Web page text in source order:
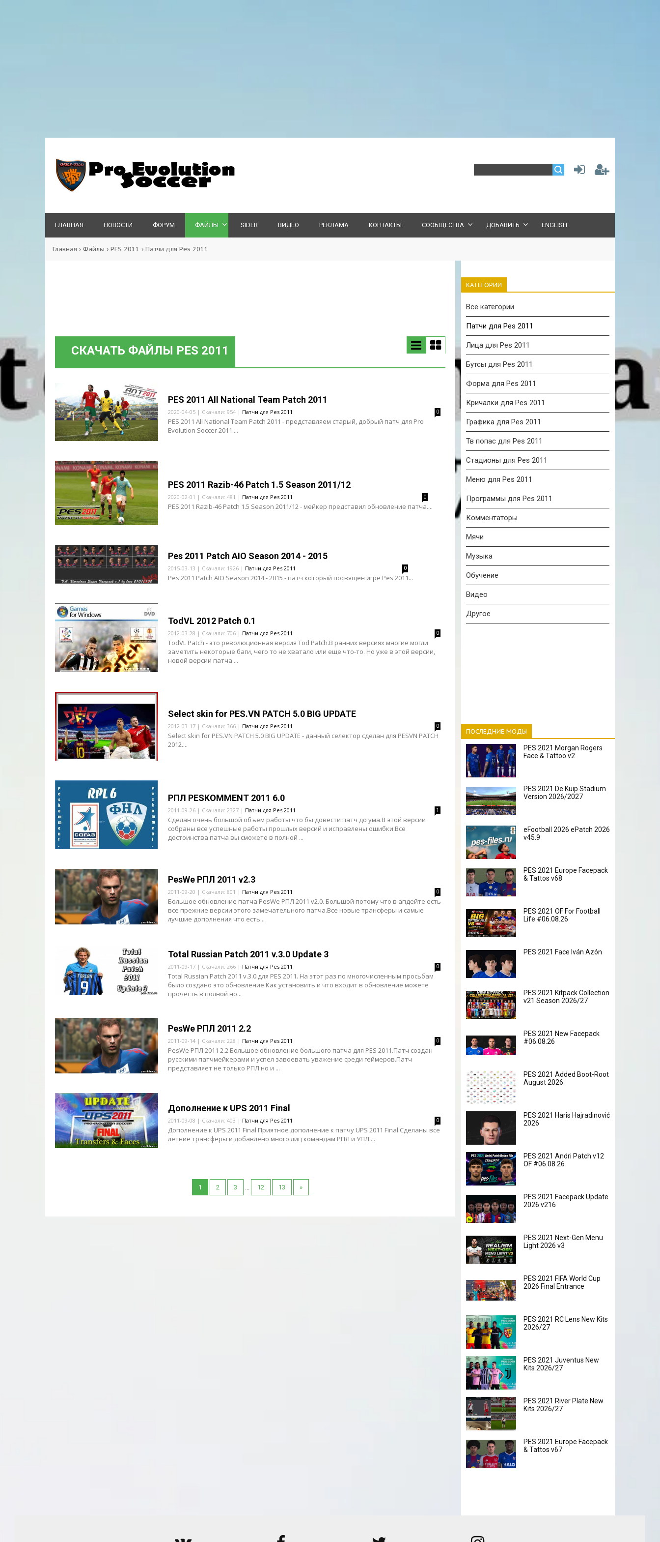
ГЛАВНАЯ НОВОСТИ ФОРУМ ФАЙЛЫ SIDER ВИДЕО РЕКЛАМА КОНТАКТЫ СООБЩЕСТВА ДОБАВИТЬ ENGLISH
Главная › Файлы › PES 2011 › Патчи для Pes 2011
СКАЧАТЬ ФАЙЛЫ PES 2011
PES 2011 All National Team Patch 2011
2020-04-05 | Скачали: 954 | Патчи для Pes 2011 0
PES 2011 All National Team Patch 2011 - представляем старый, добрый патч для Pro
Evolution Soccer 2011....
PES 2011 Razib-46 Patch 1.5 Season 2011/12
2020-02-01 | Скачали: 481 | Патчи для Pes 2011 0
PES 2011 Razib-46 Patch 1.5 Season 2011/12 - мейкер представил обновление патча....
Pes 2011 Patch AIO Season 2014 - 2015
2015-03-13 | Скачали: 1926 | Патчи для Pes 2011 0
Pes 2011 Patch AIO Season 2014 - 2015 - патч который посвящен игре Pes 2011...
TodVL 2012 Patch 0.1
2012-03-28 | Скачали: 706 | Патчи для Pes 2011 0
TodVL Patch - это революционная версия Tod Patch.В ранних версиях многие могли
заметить некоторые баги, чего то не хватало или еще что-то. Но уже в этой версии,
новой версии патча ...
Select skin for PES.VN PATCH 5.0 BIG UPDATE
2012-03-17 | Скачали: 366 | Патчи для Pes 2011 0
Select skin for PES.VN PATCH 5.0 BIG UPDATE - данный селектор сделан для PESVN PATCH
2012....
РПЛ PESKOMMENT 2011 6.0
2011-09-26 | Скачали: 2327 | Патчи для Pes 2011 1
Сделан очень большой объем работы что бы довести патч до ума.В этой версии
собраны все успешные работы прошлых версий и исправлены ошибки.Все
достоинства патча вы сможете в полной ...
PesWe РПЛ 2011 v2.3
2011-09-20 | Скачали: 801 | Патчи для Pes 2011 0
Большое обновление патча PesWe РПЛ 2011 v2.0. Большой потому что в апдейте есть
все прежние версии этого замечательного патча.Все новые трансферы и самые
лучшие дополнения что есть...
Total Russian Patch 2011 v.3.0 Update 3
2011-09-17 | Скачали: 266 | Патчи для Pes 2011 0
Total Russian Patch 2011 v.3.0 для PES 2011. На этот раз по многочисленным просьбам
было создано это обновление.Как установить и что входит в обновление можете
прочесть в полной но...
PesWe РПЛ 2011 2.2
2011-09-14 | Скачали: 228 | Патчи для Pes 2011 0
PesWe РПЛ 2011 2.2 Большое обновление большого патча для PES 2011.Патч создан
русскими патчмейкерами и успел завоевать уважение среди геймеров.Патч
представляет не только РПЛ но и ...
Дополнение к UPS 2011 Final
2011-09-08 | Скачали: 403 | Патчи для Pes 2011 0
Дополнение к UPS 2011 Final Приятное дополнение к патчу UPS 2011 Final.Сделаны все
летние трансферы и добавлено много лиц командам РПЛ и УПЛ....
1 2 3 ... 12 13 »
КАТЕГОРИИ
Все категории
Патчи для Pes 2011
Лица для Pes 2011
Бутсы для Pes 2011
Форма для Pes 2011
Кричалки для Pes 2011
Графика для Pes 2011
Тв попас для Pes 2011
Стадионы для Pes 2011
Меню для Pes 2011
Программы для Pes 2011
Комментаторы
Мячи
Музыка
Обучение
Видео
Другое
ПОСЛЕДНИЕ МОДЫ
PES 2021 Morgan Rogers
Face & Tattoo v2
PES 2021 De Kuip Stadium
Version 2026/2027
eFootball 2026 ePatch 2026
v45.9
PES 2021 Europe Facepack
& Tattos v68
PES 2021 OF For Football
Life #06.08.26
PES 2021 Face Iván Azón
PES 2021 Kitpack Collection
v21 Season 2026/27
PES 2021 New Facepack
#06.08.26
PES 2021 Added Boot-Root
August 2026
PES 2021 Haris Hajradinović
2026
PES 2021 Andri Patch v12
OF #06.08.26
PES 2021 Facepack Update
2026 v216
PES 2021 Next-Gen Menu
Light 2026 v3
PES 2021 FIFA World Cup
2026 Final Entrance
PES 2021 RC Lens New Kits
2026/27
PES 2021 Juventus New
Kits 2026/27
PES 2021 River Plate New
Kits 2026/27
PES 2021 Europe Facepack
& Tattos v67